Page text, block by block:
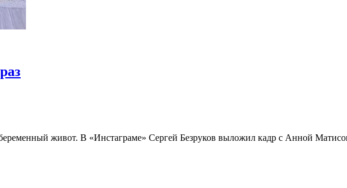
живот. В «Инстаграме» Сергей Безруков выложил кадр с Анной